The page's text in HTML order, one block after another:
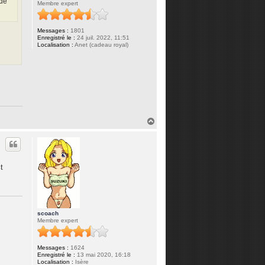
Membre expert
Messages : 1801
Enregistré le : 24 juil. 2022, 11:51
Localisation : Anet (cadeau royal)
scoach
Membre expert
Messages : 1624
Enregistré le : 13 mai 2020, 16:18
Localisation : Isère